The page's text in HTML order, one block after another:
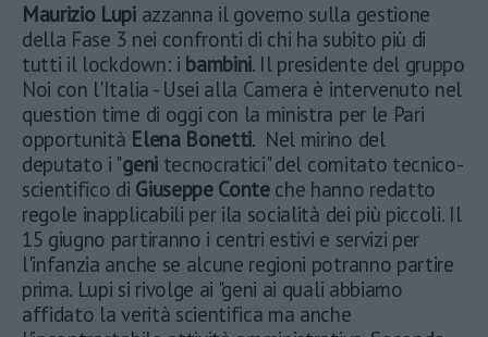
Maurizio Lupiazzanna il governo sulla gestione
della Fase 3 nei confronti di chi ha subito più di
tutti il lockdown: i bambini. Il presidente del gruppo
Noi con l'Italia - Usei alla Camera è intervenuto nel
question time di oggi con la ministra per le Pari
opportunità Elena Bonetti. Nel mirino del
deputato i "genitecnocratici" del comitato tecnico-
scientifico di Giuseppe Conteche hanno redatto
regole inapplicabili per ila socialità dei più piccoli. Il
15 giugno partiranno i centri estivi e servizi per
l'infanzia anche se alcune regioni potranno partire
prima. Lupi si rivolge ai "geni ai quali abbiamo
affidato la verità scientifica ma anche